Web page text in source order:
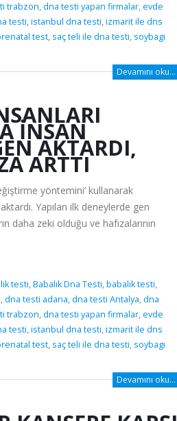
trabzon,dna testi yapan firmalar,evde
testi,istanbul dna testi,izmarit ile dns
test, saç teli ile dna testi, soybagı
Devamını oku...
INSAN
AKTARDI,
ARTTI
yöntemini’ kullanarak
Yapılan ilk deneylerde gen
daha zeki olduğu ve hafızalarının
testi,Babalık Dna Testi,babalık testi,
,dna testi adana,dna testi Antalya,dna
trabzon,dna testi yapan firmalar,evde
testi,istanbul dna testi,izmarit ile dns
test, saç teli ile dna testi, soybagı
Devamını oku...